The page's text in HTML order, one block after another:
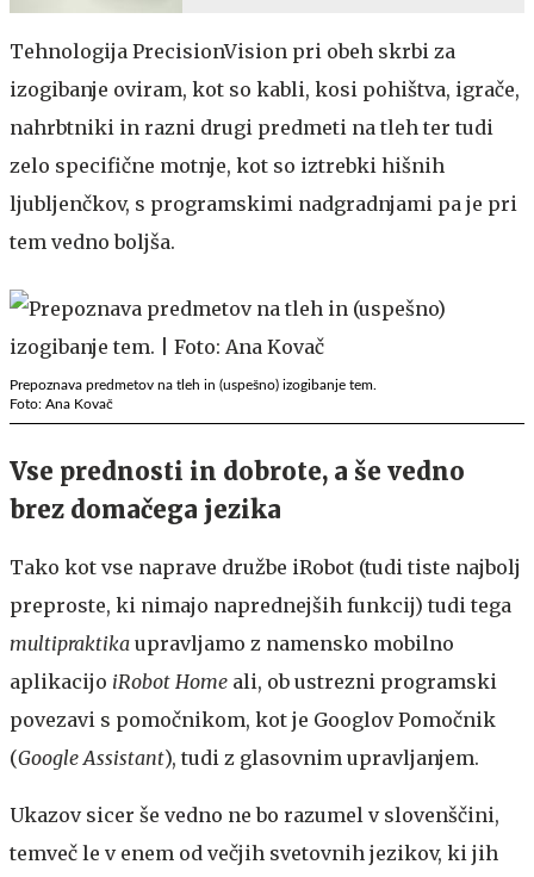
Tehnologija PrecisionVision pri obeh skrbi za
izogibanje oviram, kot so kabli, kosi pohištva, igrače,
nahrbtniki in razni drugi predmeti na tleh ter tudi
zelo specifične motnje, kot so iztrebki hišnih
ljubljenčkov, s programskimi nadgradnjami pa je pri
tem vedno boljša.
Prepoznava predmetov na tleh in (uspešno) izogibanje tem.
Foto: Ana Kovač
Vse prednosti in dobrote, a še vedno
brez domačega jezika
Tako kot vse naprave družbe iRobot (tudi tiste najbolj
preproste, ki nimajo naprednejših funkcij) tudi tega
multipraktika upravljamo z namensko mobilno
aplikacijo iRobot Home ali, ob ustrezni programski
povezavi s pomočnikom, kot je Googlov Pomočnik
(Google Assistant), tudi z glasovnim upravljanjem.
Ukazov sicer še vedno ne bo razumel v slovenščini,
temveč le v enem od večjih svetovnih jezikov, ki jih